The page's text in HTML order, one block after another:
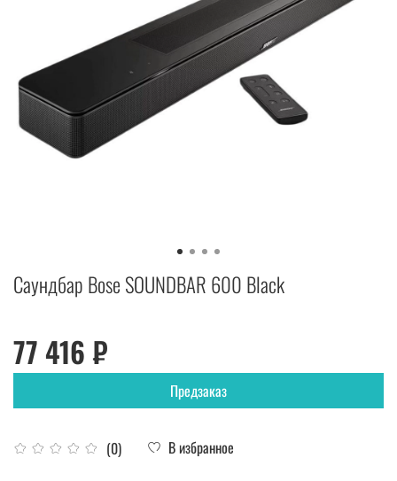
Саундбар Bose SOUNDBAR 600 Black
(0) В избранное
77 416 ₽
Предзаказ